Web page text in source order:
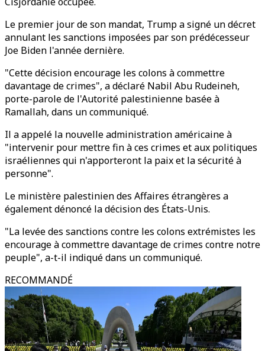
Le premier jour de son mandat, Trump a signé un décret
annulant les sanctions imposées par son prédécesseur
Joe Biden l'année dernière.
"Cette décision encourage les colons à commettre
davantage de crimes", a déclaré Nabil Abu Rudeineh,
porte-parole de l'Autorité palestinienne basée à
Ramallah, dans un communiqué.
Il a appelé la nouvelle administration américaine à
"intervenir pour mettre fin à ces crimes et aux politiques
israéliennes qui n'apporteront la paix et la sécurité à
personne".
Le ministère palestinien des Affaires étrangères a
également dénoncé la décision des États-Unis.
"La levée des sanctions contre les colons extrémistes les
encourage à commettre davantage de crimes contre notre
peuple", a-t-il indiqué dans un communiqué.
RECOMMANDÉ